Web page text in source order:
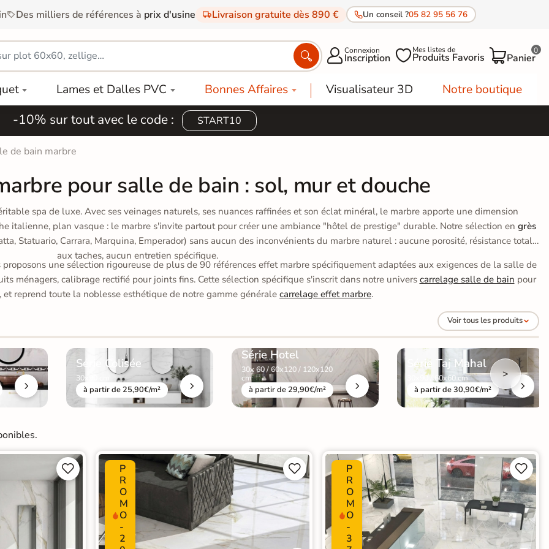
Des milliers de références à prix d'usine Livraison gratuite dès 890 € Un conseil ?05 82 95 56 76
 Connexion
Inscription Mes listes de
Produits Favoris Panier
0
Lames et Dalles PVC Bonnes Affaires Visualisateur 3D Notre boutique
-10% sur tout avec le code : START10
de bain marbre
pour salle de bain : sol, mur et douche
spa de luxe. Avec ses veinages naturels, ses nuances raffinées et son éclat minéral, le marbre apporte une dimension
italienne, plan vasque : le marbre s'invite partout pour créer une ambiance "hôtel de prestige" durable. Notre sélection en grès
Statuario, Carrara, Marquina, Emperador) sans aucun des inconvénients du marbre naturel : aucune porosité, résistance totale
aux taches, aucun entretien spécifique.
une sélection rigoureuse de plus de 90 références effet marbre spécifiquement adaptées aux exigences de la salle de
ménagers, calibrage rectifié pour joints fins. Cette sélection spécifique s'inscrit dans notre univers carrelage salle de bain pour
et reprend toute la noblesse esthétique de notre gamme générale carrelage effet marbre.
Voir tous les produits
Série Colisée
30x90 cm
à partir de 25,90€/m²
Série Hotel
30x 60 / 60x120 / 120x120
cm
à partir de 29,90€/m²
Série Taj Mahal
30x90 / 60x60 cm
à partir de 30,90€/m²
>


P
R
O
M
O
-
2


P
R
O
M
O
-
3

